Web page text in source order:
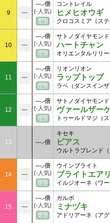
9
---.-倍
(-人気)
コントレイル
ヒメヒオウギ
クロコスミア（ステ
10
---.-倍
(-人気)
サトノダイヤモンド
ハートチャン
オリエンタルリリ
11
---.-倍
(-人気)
リオンリオン
ラップトップ
ラベ（ダンスインザ
12
---.-倍
(-人気)
サトノダイヤモンド
ヴァールザー
トゥールドマジ（
13 ---.-倍
キセキ
ピアス
ウルトラブレンド
14
---.-倍
(-人気)
ウインブライト
ブライトエア
イルジオーネ（ワー
15
---.-倍
(-人気)
ガルボ
ミナヅキ
アドリアーネ（アグ